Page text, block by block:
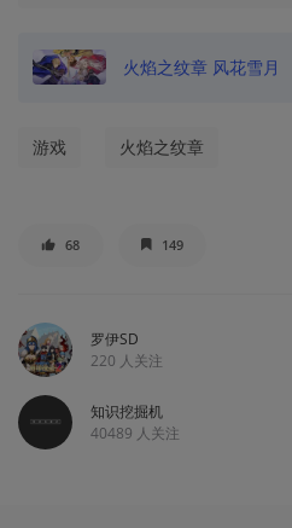
火焰之纹章 风花雪月
游戏 火焰之纹章
68 149
罗伊SD
220 人关注
知识挖掘机
40489 人关注